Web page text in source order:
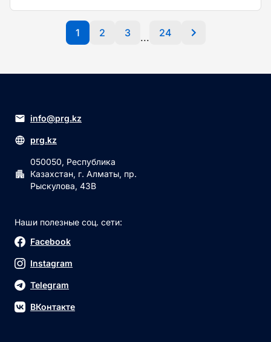
1 2 3 ... 24
info@prg.kz
prg.kz
050050, Республика
Казахстан, г. Алматы, пр.
Рыскулова, 43В
Наши полезные соц. сети:
Facebook
Instagram
Telegram
ВКонтакте